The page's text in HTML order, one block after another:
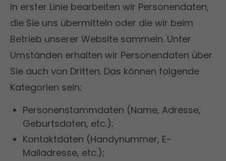
In erster Linie bearbeiten wir Personendaten,
die Sie uns übermitteln oder die wir beim
Betrieb unserer Website sammeln. Unter
Umständen erhalten wir Personendaten über
Sie auch von Dritten. Das können folgende
Kategorien sein:
Personenstammdaten (Name, Adresse,
Geburtsdaten, etc.);
Kontaktdaten (Handynummer, E-
Mailadresse, etc.);